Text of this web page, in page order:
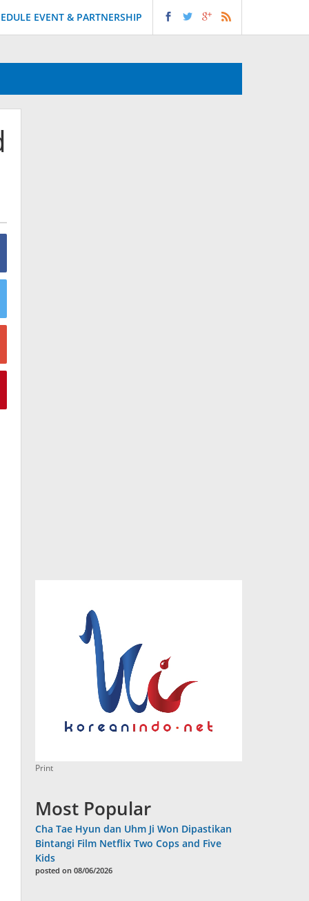
EVENT & PARTNERSHIP
Print
Most Popular
Cha Tae Hyun dan Uhm Ji Won Dipastikan
Bintangi Film Netflix Two Cops and Five
Kids
posted on 08/06/2026